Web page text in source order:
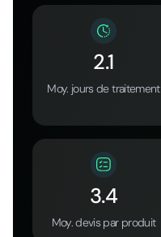
2.1
Moy. jours de traitement
3.4
Moy. devis par produit